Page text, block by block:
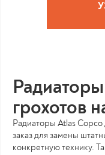
грохотов
Радиаторы Atlas Copco
заказ для замены
конкретную технику.